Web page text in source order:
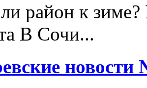
район к
В Сочи...
новости